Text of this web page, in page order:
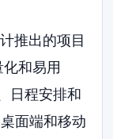
推出的项目
和易用
日程安排和
面端和移动